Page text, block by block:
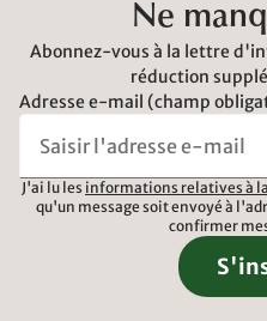
Ne
Abonnez-vous à la lettre
réduction
Adresse e-mail (champ
J'ai lu les informations relatives à
qu'un message soit envoyé à
confirmer